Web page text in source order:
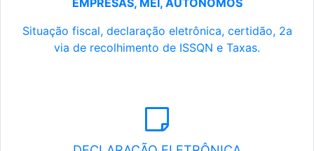
EMPRESAS, MEI, AUTÔNOMOS
Situação fiscal, declaração eletrônica, certidão, 2a
via de recolhimento de ISSQN e Taxas.